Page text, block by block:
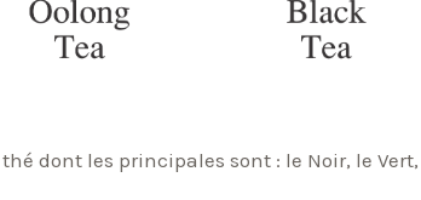
dont les principales sont : le Noir, le